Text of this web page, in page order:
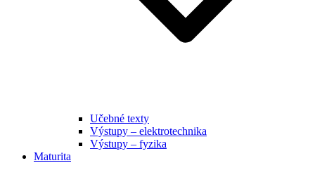
Učebné texty
Výstupy – elektrotechnika
Výstupy – fyzika
Maturita